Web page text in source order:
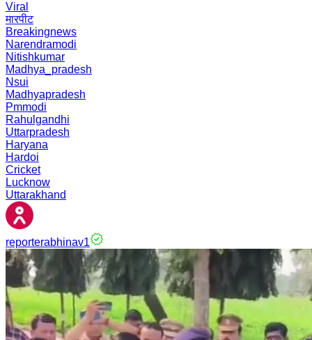
Viral
मारपीट
Breakingnews
Narendramodi
Nitishkumar
Madhya_pradesh
Nsui
Madhyapradesh
Pmmodi
Rahulgandhi
Uttarpradesh
Haryana
Hardoi
Cricket
Lucknow
Uttarakhand
reporterabhinav1